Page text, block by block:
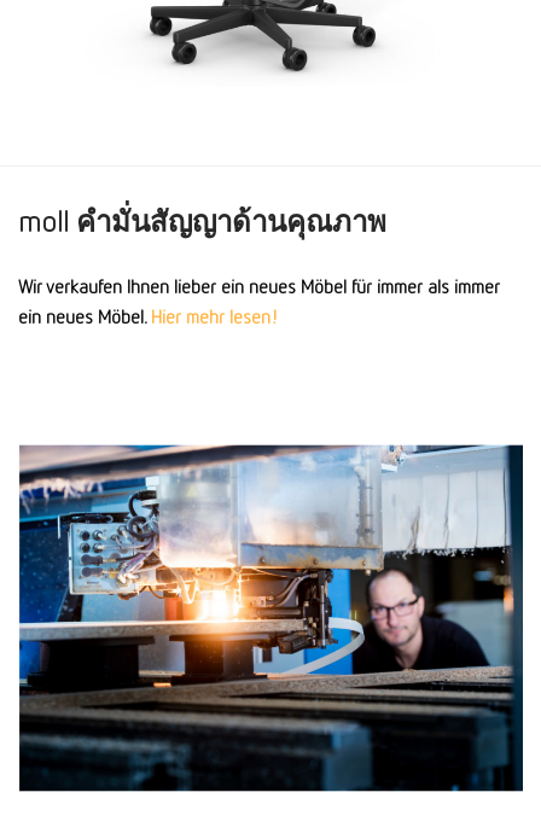
moll คำมั่นสัญญาด้านคุณภาพ
Wir verkaufen Ihnen lieber ein neues Möbel für immer als immer
ein neues Möbel. Hier mehr lesen!